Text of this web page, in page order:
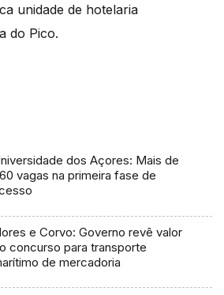
unidade de hotelaria
do Pico.
dos Açores: Mais de
vagas na primeira fase de
e Corvo: Governo revê valor
concurso para transporte
de mercadoria